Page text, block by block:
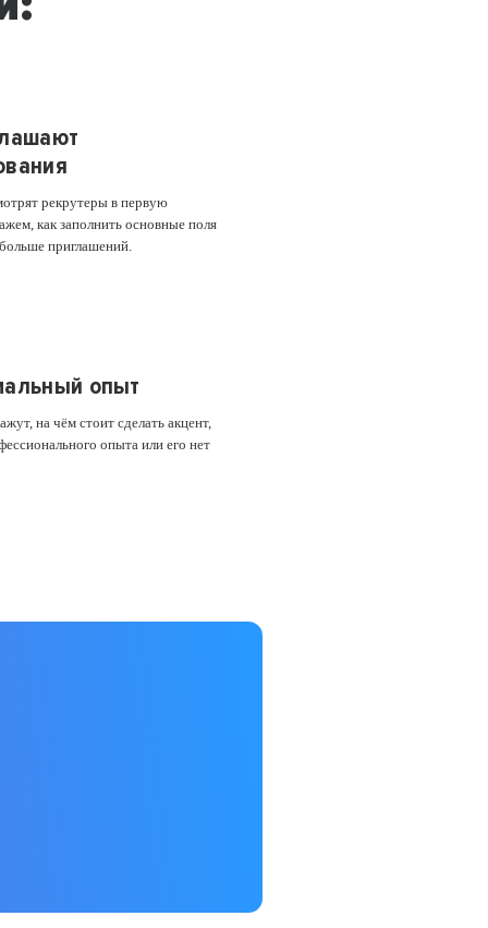
рекрутеры в первую
как заполнить основные поля
приглашений.
опыт
на чём стоит сделать акцент,
опыта или его нет